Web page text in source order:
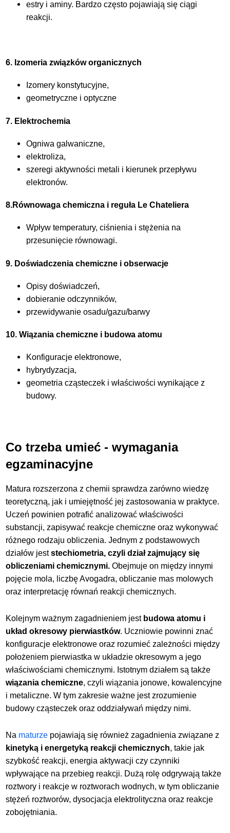
estry i aminy. Bardzo często pojawiają się ciągi
reakcji.
6. Izomeria związków organicznych
Izomery konstytucyjne,
geometryczne i optyczne
7. Elektrochemia
Ogniwa galwaniczne,
elektroliza,
szeregi aktywności metali i kierunek przepływu
elektronów.
8.Równowaga chemiczna i reguła Le Chateliera
Wpływ temperatury, ciśnienia i stężenia na
przesunięcie równowagi.
9. Doświadczenia chemiczne i obserwacje
Opisy doświadczeń,
dobieranie odczynników,
przewidywanie osadu/gazu/barwy
10. Wiązania chemiczne i budowa atomu
Konfiguracje elektronowe,
hybrydyzacja,
geometria cząsteczek i właściwości wynikające z
budowy.
Co trzeba umieć - wymagania
egzaminacyjne
Matura rozszerzona z chemii sprawdza zarówno wiedzę
teoretyczną, jak i umiejętność jej zastosowania w praktyce.
Uczeń powinien potrafić analizować właściwości
substancji, zapisywać reakcje chemiczne oraz wykonywać
różnego rodzaju obliczenia. Jednym z podstawowych
działów jeststechiometria, czyli dział zajmujący się
obliczeniami chemicznymi. Obejmuje on między innymi
pojęcie mola, liczbę Avogadra, obliczanie mas molowych
oraz interpretację równań reakcji chemicznych.
Kolejnym ważnym zagadnieniem jest budowa atomu i
układ okresowy pierwiastków. Uczniowie powinni znać
konfiguracje elektronowe oraz rozumieć zależności między
położeniem pierwiastka w układzie okresowym a jego
właściwościami chemicznymi. Istotnym działem są także
wiązania chemiczne, czyli wiązania jonowe, kowalencyjne
i metaliczne. W tym zakresie ważne jest zrozumienie
budowy cząsteczek oraz oddziaływań między nimi.
Na maturze pojawiają się również zagadnienia związane z
kinetyką i energetyką reakcji chemicznych, takie jak
szybkość reakcji, energia aktywacji czy czynniki
wpływające na przebieg reakcji. Dużą rolę odgrywają także
roztwory i reakcje w roztworach wodnych, w tym obliczanie
stężeń roztworów, dysocjacja elektrolityczna oraz reakcje
zobojętniania.